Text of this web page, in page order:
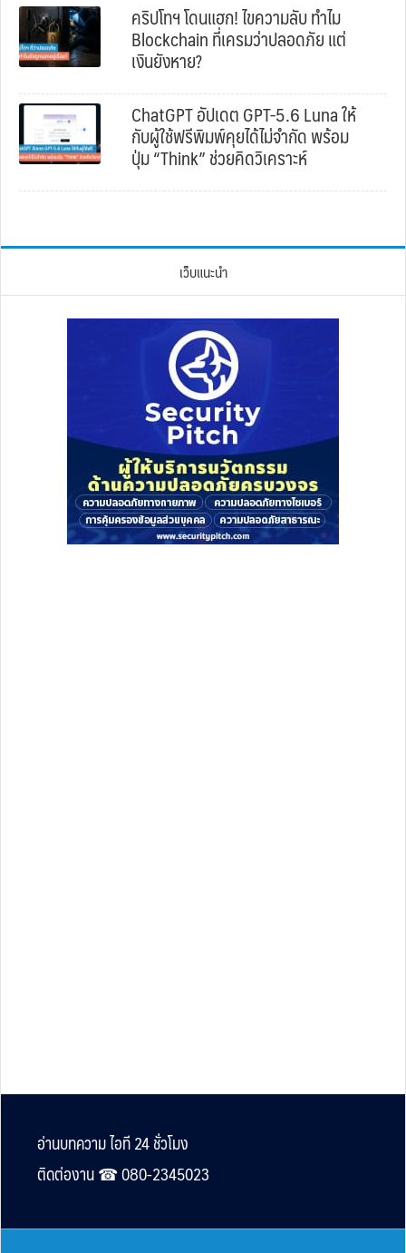
คริปโทฯ โดนแฮก! ไขความลับ ทำไม
Blockchain ที่เครมว่าปลอดภัย แต่
เงินยังหาย?
ChatGPT อัปเดต GPT-5.6 Luna ให้
กับผู้ใช้ฟรีพิมพ์คุยได้ไม่จำกัด พร้อม
ปุ่ม “Think” ช่วยคิดวิเคราะห์
เว็บแนะนำ
Footer
อ่านบทความ ไอที 24 ชั่วโมง
ติดต่องาน ☎︎ 080-2345023